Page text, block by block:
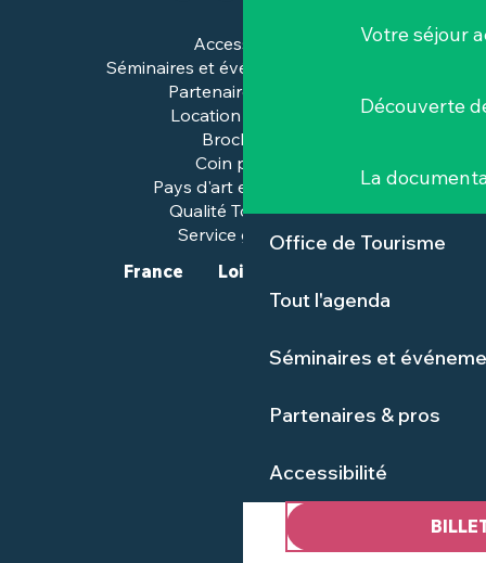
Votre séjour
Découverte
La
Office de Tourisme
Tout l'agenda
Séminaires et
Partenaires & pros
Accessibilité
Accessibilité
Séminaires et événements pros
Partenaires & pros
Location de salles
Brochures
Coin presse
Pays d'art et d'histoire
Qualité Tourisme™
Service groupes
France
Loire-Atlantique